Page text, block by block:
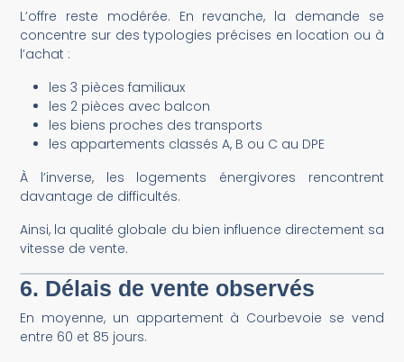
L’offre reste modérée. En revanche, la demande se
concentre sur des typologies précises en location ou à
l’achat :
les 3 pièces familiaux
les 2 pièces avec balcon
les biens proches des transports
les appartements classés A, B ou C au DPE
À l’inverse, les logements énergivores rencontrent
davantage de difficultés.
Ainsi, la qualité globale du bien influence directement sa
vitesse de vente.
6. Délais de vente observés
En moyenne, un appartement à Courbevoie se vend
entre 60 et 85 jours.